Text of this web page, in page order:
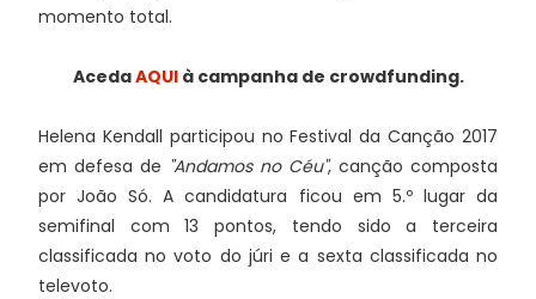
momento total.
AcedaAQUIà campanha de crowdfunding.
Helena Kendall participou no Festival da Canção 2017
em defesa de "Andamos no Céu", canção composta
por João Só. A candidatura ficou em 5.º lugar da
semifinal com 13 pontos, tendo sido a terceira
classificada no voto do júri e a sexta classificada no
televoto.